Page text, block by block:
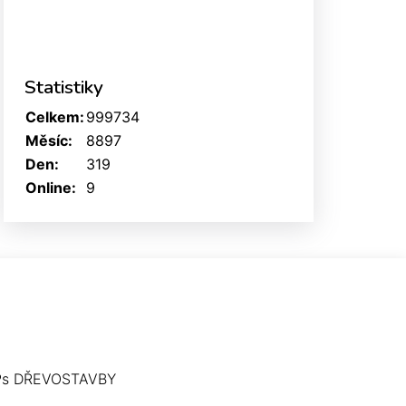
Statistiky
Online: 9
Celkem: 999734
Měsíc:
8897
Den:
319
DŘEVOSTAVBY